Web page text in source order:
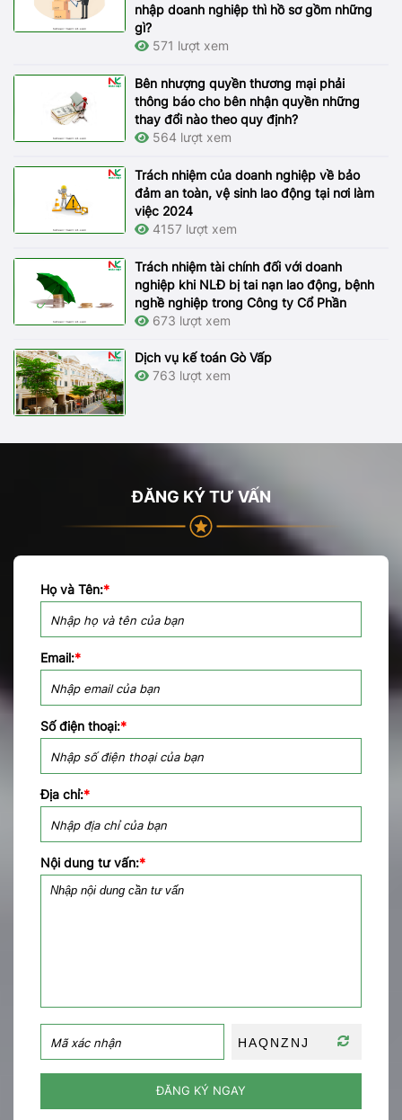
nhập doanh nghiệp thì hồ sơ gồm những
gì?
571 lượt xem
Bên nhượng quyền thương mại phải
thông báo cho bên nhận quyền những
thay đổi nào theo quy định?
564 lượt xem
Trách nhiệm của doanh nghiệp về bảo
đảm an toàn, vệ sinh lao động tại nơi làm
việc 2024
4157 lượt xem
Trách nhiệm tài chính đối với doanh
nghiệp khi NLĐ bị tai nạn lao động, bệnh
nghề nghiệp trong Công ty Cổ Phần
673 lượt xem
Dịch vụ kế toán Gò Vấp
763 lượt xem
ĐĂNG KÝ TƯ VẤN
Họ và Tên:*
Email:*
Số điện thoại:*
Địa chỉ:*
Nội dung tư vấn:*
ĐĂNG KÝ NGAY